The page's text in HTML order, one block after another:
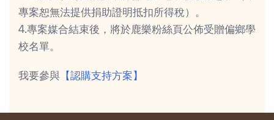
專案恕無法提供捐助證明抵扣所得稅）。
4.專案媒合結束後，將於鹿樂粉絲頁公佈受贈偏鄉學
校名單。
我要參與 【認購支持方案】